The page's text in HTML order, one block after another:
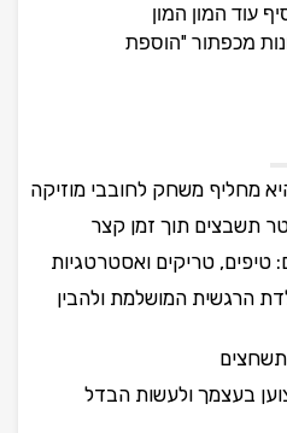
עוד המון המון
מכפתור "הוספת
מחליף משחק לחובבי מוזיקה
תשבצים תוך זמן קצר
טיפים, טריקים ואסטרטגיות
הרגשית המושלמת ולהבין
בעצמך ולעשות הבדל